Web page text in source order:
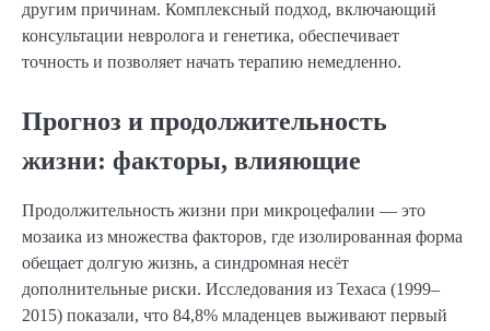
другим причинам. Комплексный подход, включающий
консультации невролога и генетика, обеспечивает
точность и позволяет начать терапию немедленно.
Прогноз и продолжительность
жизни: факторы, влияющие
Продолжительность жизни при микроцефалии — это
мозаика из множества факторов, где изолированная форма
обещает долгую жизнь, а синдромная несёт
дополнительные риски. Исследования из Техаса (1999–
2015) показали, что 84,8% младенцев выживают первый